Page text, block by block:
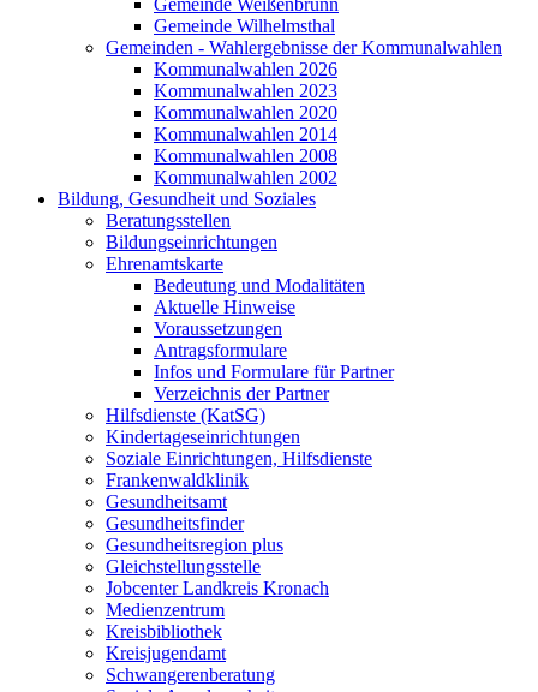
Gemeinde Weißenbrunn
Gemeinde Wilhelmsthal
Gemeinden - Wahlergebnisse der Kommunalwahlen
Kommunalwahlen 2026
Kommunalwahlen 2023
Kommunalwahlen 2020
Kommunalwahlen 2014
Kommunalwahlen 2008
Kommunalwahlen 2002
Bildung, Gesundheit und Soziales
Beratungsstellen
Bildungseinrichtungen
Ehrenamtskarte
Bedeutung und Modalitäten
Aktuelle Hinweise
Voraussetzungen
Antragsformulare
Infos und Formulare für Partner
Verzeichnis der Partner
Hilfsdienste (KatSG)
Kindertageseinrichtungen
Soziale Einrichtungen, Hilfsdienste
Frankenwaldklinik
Gesundheitsamt
Gesundheitsfinder
Gesundheitsregion plus
Gleichstellungsstelle
Jobcenter Landkreis Kronach
Medienzentrum
Kreisbibliothek
Kreisjugendamt
Schwangerenberatung